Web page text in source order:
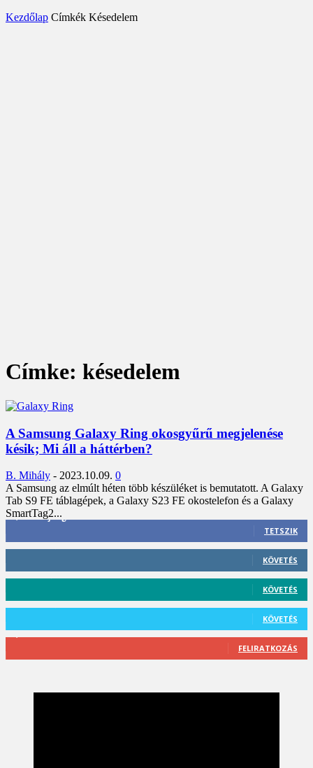
Kezdőlap Címkék Késedelem
Címke: késedelem
A Samsung Galaxy Ring okosgyűrű megjelenése
késik; Mi áll a háttérben?
B. Mihály - 2023.10.09. 0
A Samsung az elmúlt héten több készüléket is bemutatott. A Galaxy
Tab S9 FE táblagépek, a Galaxy S23 FE okostelefon és a Galaxy
SmartTag2...
3,452
Rajongók
TETSZIK
KÖVETÉS
KÖVETÉS
KÖVETÉS
FELIRATKOZÁS